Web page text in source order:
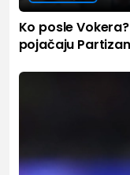
Ko posle
pojačaju Partizan